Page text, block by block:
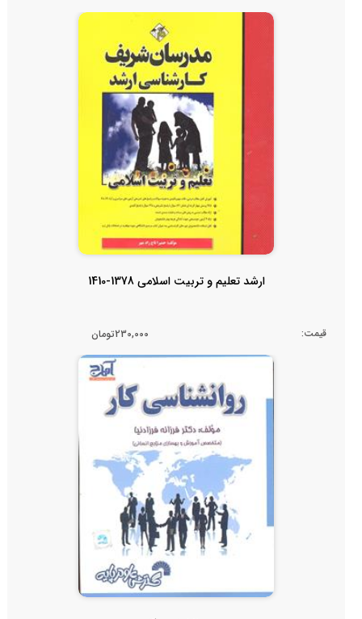
ارشد تعلیم و تربیت اسلامی 1378-1410
قیمت: 230,000تومان